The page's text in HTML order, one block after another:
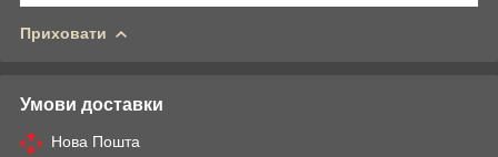
Приховати
Умови доставки
Нова Пошта